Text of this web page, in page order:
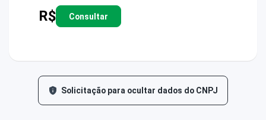
R$ Consultar
Solicitação para ocultar dados do CNPJ